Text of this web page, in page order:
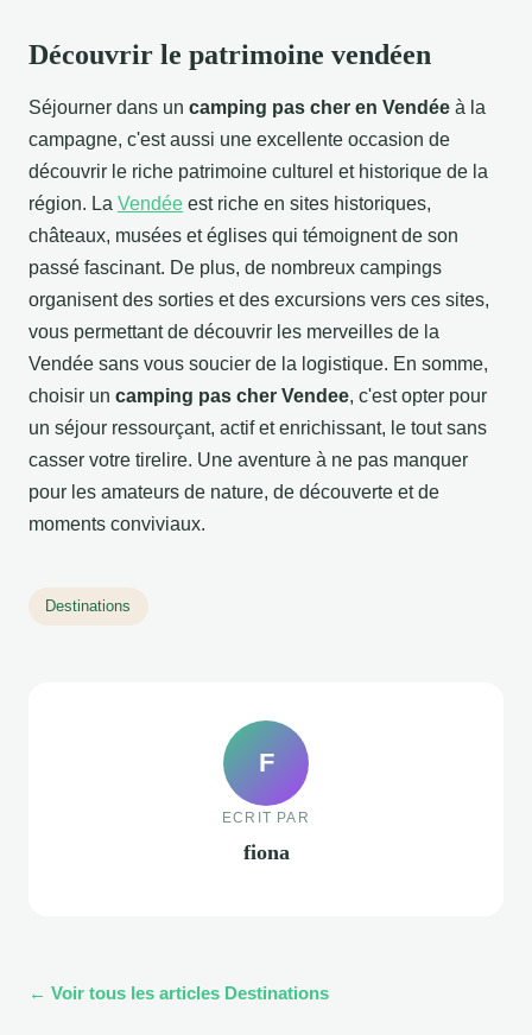
Découvrir le patrimoine vendéen
Séjourner dans un camping pas cher en Vendée à la
campagne, c'est aussi une excellente occasion de
découvrir le riche patrimoine culturel et historique de la
région. La Vendée est riche en sites historiques,
châteaux, musées et églises qui témoignent de son
passé fascinant. De plus, de nombreux campings
organisent des sorties et des excursions vers ces sites,
vous permettant de découvrir les merveilles de la
Vendée sans vous soucier de la logistique. En somme,
choisir un camping pas cher Vendee, c'est opter pour
un séjour ressourçant, actif et enrichissant, le tout sans
casser votre tirelire. Une aventure à ne pas manquer
pour les amateurs de nature, de découverte et de
moments conviviaux.
Destinations
F
ECRIT PAR
fiona
← Voir tous les articles Destinations